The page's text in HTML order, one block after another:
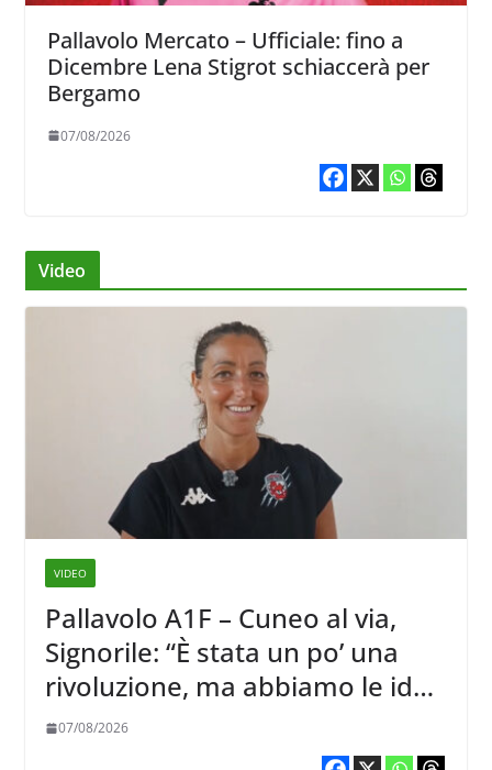
Pallavolo Mercato – Ufficiale: fino a
Dicembre Lena Stigrot schiaccerà per
Bergamo
07/08/2026
Video
VIDEO
Pallavolo A1F – Cuneo al via,
Signorile: “È stata un po’ una
rivoluzione, ma abbiamo le idee
chiare siu cosa vogliamo fare”
07/08/2026